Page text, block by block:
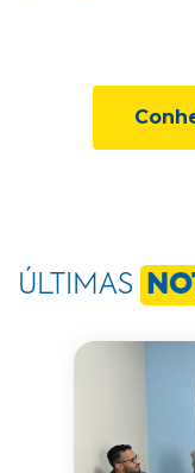
ÚLTIMAS